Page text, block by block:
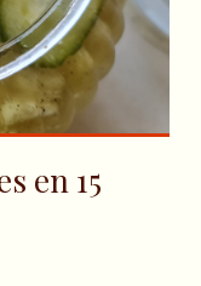
en 15